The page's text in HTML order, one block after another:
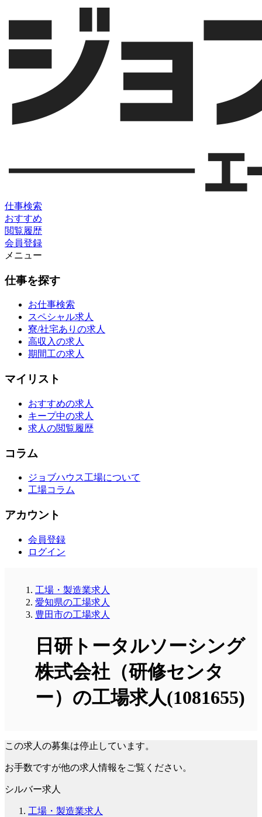
仕事検索
おすすめ
閲覧履歴
会員登録
メニュー
仕事を探す
お仕事検索
スペシャル求人
寮/社宅ありの求人
高収入の求人
期間工の求人
マイリスト
おすすめの求人
キープ中の求人
求人の閲覧履歴
コラム
ジョブハウス工場について
工場コラム
アカウント
会員登録
ログイン
工場・製造業求人
愛知県の工場求人
豊田市の工場求人
日研トータルソーシング
株式会社（研修センタ
ー）の工場求人(1081655)
この求人の募集は停止しています。
お手数ですが他の求人情報をご覧ください。
シルバー求人
工場・製造業求人